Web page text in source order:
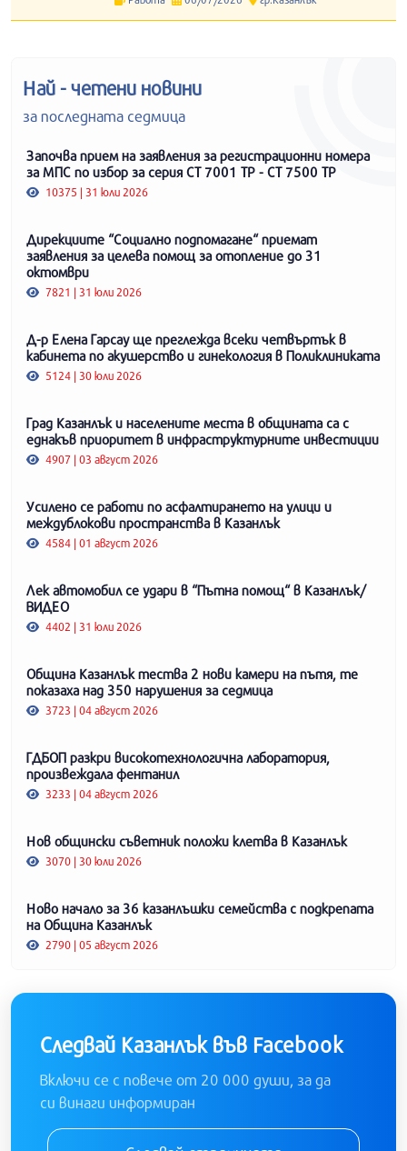
Най - четени новини
за последната седмица
Започва прием на заявления за регистрационни номера
за МПС по избор за серия СТ 7001 ТР - СТ 7500 ТР
10375 | 31 юли 2026
Дирекциите “Социално подпомагане“ приемат
заявления за целева помощ за отопление до 31
октомври
7821 | 31 юли 2026
Д-р Елена Гарсау ще преглежда всеки четвъртък в
кабинета по акушерство и гинекология в Поликлиниката
5124 | 30 юли 2026
Град Казанлък и населените места в общината са с
еднакъв приоритет в инфраструктурните инвестиции
4907 | 03 август 2026
Усилено се работи по асфалтирането на улици и
междублокови пространства в Казанлък
4584 | 01 август 2026
Лек автомобил се удари в “Пътна помощ“ в Казанлък/
ВИДЕО
4402 | 31 юли 2026
Община Казанлък тества 2 нови камери на пътя, те
показаха над 350 нарушения за седмица
3723 | 04 август 2026
ГДБОП разкри високотехнологична лаборатория,
произвеждала фентанил
3233 | 04 август 2026
Нов общински съветник положи клетва в Казанлък
3070 | 30 юли 2026
Ново начало за 36 казанлъшки семейства с подкрепата
на Община Казанлък
2790 | 05 август 2026
Следвай Казанлък във Facebook
Включи се с повече от 20 000 души, за да
си винаги информиран